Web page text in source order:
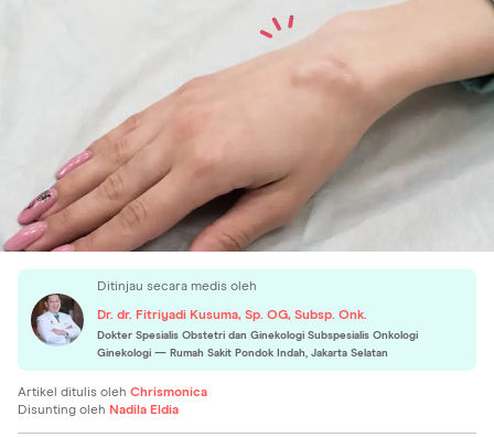
Ditinjau secara medis oleh
Dr. dr. Fitriyadi Kusuma, Sp. OG, Subsp. Onk.
Dokter Spesialis Obstetri dan Ginekologi Subspesialis Onkologi
Ginekologi — Rumah Sakit Pondok Indah, Jakarta Selatan
Artikel ditulis oleh Chrismonica
Disunting oleh Nadila Eldia